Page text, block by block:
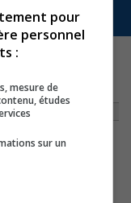
»PÉLO – LNAH À 7
pour
personnel
:
mesure de
études
sur un